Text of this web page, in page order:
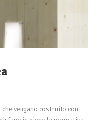
vengano costruito con